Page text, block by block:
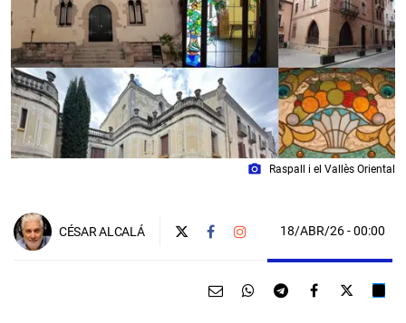
photo_camera Raspall i el Vallès Oriental
CÉSAR ALCALÁ 18/ABR/26- 00:00